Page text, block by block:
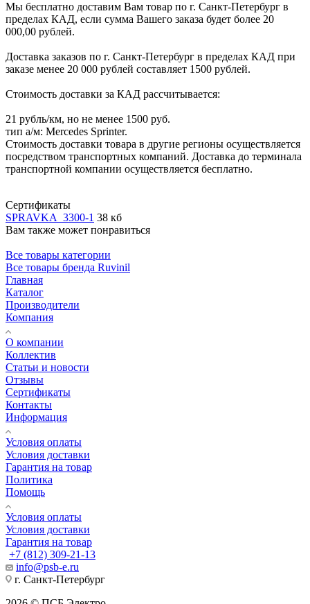
Мы бесплатно доставим Вам товар по г. Санкт-Петербург в
пределах КАД, если сумма Вашего заказа будет более 20
000,00 рублей.
Доставка заказов по г. Санкт-Петербург в пределах КАД при
заказе менее 20 000 рублей составляет 1500 рублей.
Стоимость доставки за КАД рассчитывается:
21 рубль/км, но не менее 1500 руб.
тип а/м: Mercedes Sprinter.
Стоимость доставки товара в другие регионы осуществляется
посредством транспортных компаний. Доставка до терминала
транспортной компании осуществляется бесплатно.
Сертификаты
SPRAVKA_3300-1 38 кб
Вам также может понравиться
Все товары категории
Все товары бренда Ruvinil
Главная
Каталог
Производители
Компания
О компании
Коллектив
Статьи и новости
Отзывы
Сертификаты
Контакты
Информация
Условия оплаты
Условия доставки
Гарантия на товар
Политика
Помощь
Условия оплаты
Условия доставки
Гарантия на товар
+7 (812) 309-21-13
info@psb-e.ru
г. Санкт-Петербург